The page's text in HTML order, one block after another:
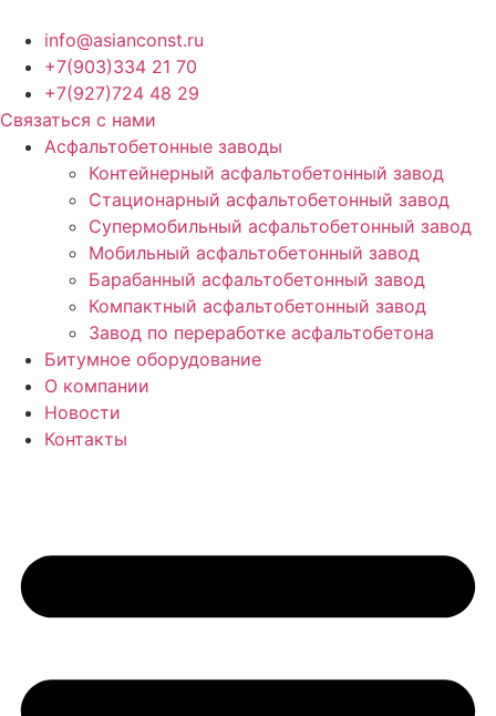
содержимому
info@asianconst.ru
+7(903)334 21 70
+7(927)724 48 29
Связаться с нами
Асфальтобетонные заводы
Контейнерный асфальтобетонный завод
Стационарный асфальтобетонный завод
Супермобильный асфальтобетонный завод
Мобильный асфальтобетонный завод
Барабанный асфальтобетонный завод
Компактный асфальтобетонный завод
Завод по переработке асфальтобетона
Битумное оборудование
О компании
Новости
Контакты